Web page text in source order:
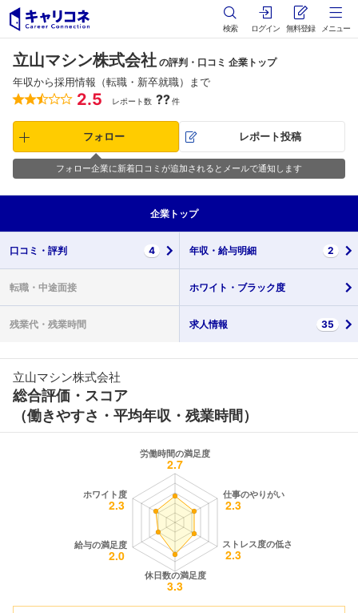
検索 ログイン 無料登録 メニュー
立山マシン株式会社 の評判・口コミ 企業トップ
年収から採用情報（転職・新卒就職）まで
2.5 レポート数 ??件
フォロー レポート投稿
フォロー企業に新着口コミが追加されるとメールで通知します
企業 トップ
口コミ・ 評判 4 年収・ 給与明細 2
転職・ 中途面接 ホワイト・ ブラック度
残業代・ 残業時間 求人情報 35
立山マシン株式会社
総合評価・スコア
（働きやすさ・平均年収・残業時間）